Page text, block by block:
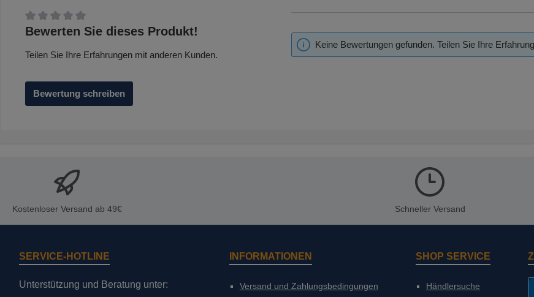
Durchschnittliche Bewertung von 0 von 5 Sternen
Bewerten Sie dieses Produkt!
Teilen Sie Ihre Erfahrungen mit anderen Kunden.
Bewertung schreiben
Keine Bewertungen gefunden. Teilen Sie Ihre
Kostenloser Versand ab 49€ Schneller Versand
SERVICE-HOTLINE
Unterstützung und Beratung unter:
INFORMATIONEN
Versand und Zahlungsbedingungen
SHOP SERVICE
Händlersuche